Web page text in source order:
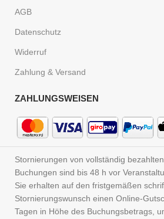
AGB
Datenschutz
Widerruf
Zahlung & Versand
ZAHLUNGSWEISEN
Stornierungen von vollständig
Buchungen sind bis 48 h vor
Sie erhalten auf den fristgemäßen
Stornierungswunsch einen Online-
Tagen in Höhe des Buchungsbetrags,